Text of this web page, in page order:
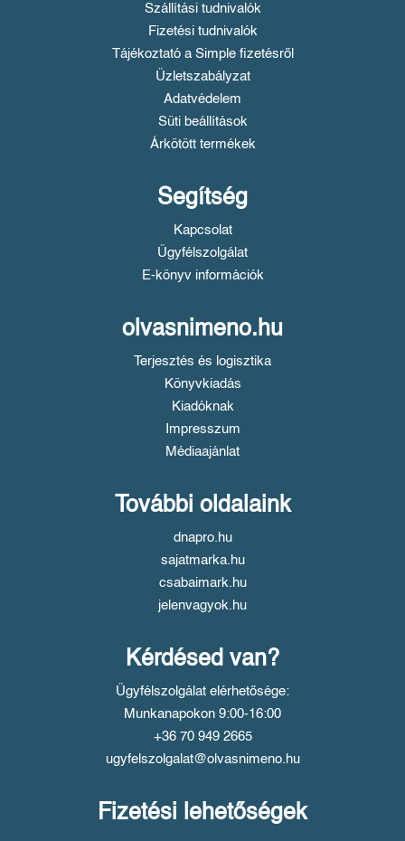
Szállítási tudnivalók
Fizetési tudnivalók
Tájékoztató a Simple fizetésről
Üzletszabályzat
Adatvédelem
Süti beállítások
Árkötött termékek
Segítség
Kapcsolat
Ügyfélszolgálat
E-könyv információk
olvasnimeno.hu
Terjesztés és logisztika
Könyvkiadás
Kiadóknak
Impresszum
Médiaajánlat
További oldalaink
dnapro.hu
sajatmarka.hu
csabaimark.hu
jelenvagyok.hu
Kérdésed van?
Ügyfélszolgálat elérhetősége:
Munkanapokon 9:00-16:00
+36 70 949 2665
ugyfelszolgalat@olvasnimeno.hu
Fizetési lehetőségek